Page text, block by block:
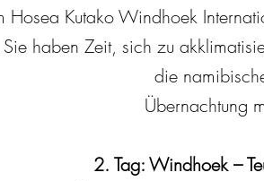
Hosea Kutako Windhoek
haben Zeit, sich zu
die
Übernachtung
2. Tag: Windhoek –